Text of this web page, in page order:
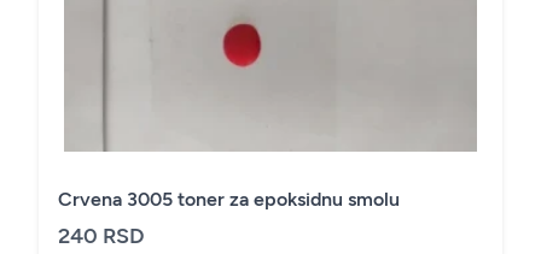
Crvena 3005 toner za epoksidnu smolu
240 RSD